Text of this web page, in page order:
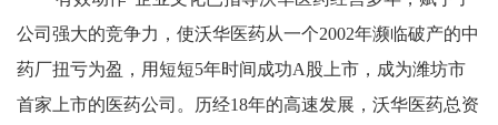
公司强大的竞争力，使沃华医药从一个2002年濒临破产的中
药厂扭亏为盈，用短短5年时间成功A股上市，成为潍坊市
首家上市的医药公司。历经18年的高速发展，沃华医药总资